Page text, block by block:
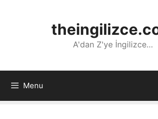
A'dan Z'ye İngilizce…
Menu